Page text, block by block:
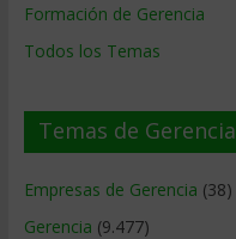
Formación de Gerencia
Todos los Temas
Temas de Gerencia
Empresas de Gerencia (38)
Gerencia (9.477)